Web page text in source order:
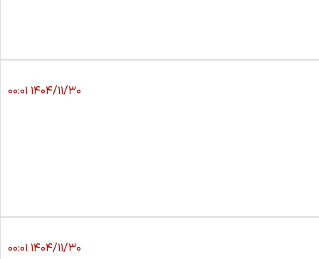
۱۴۰۴/۱۱/۳۰ ۰۰:۰۱
۱۴۰۴/۱۱/۳۰ ۰۰:۰۱